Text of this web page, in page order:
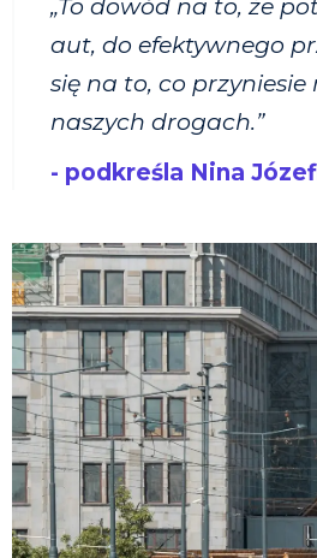
„To dowód na to, że
aut, do efektywnego
się na to, co
naszych drogach.”
- podkreśla Nina